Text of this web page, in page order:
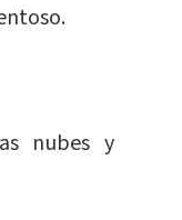
nubes y